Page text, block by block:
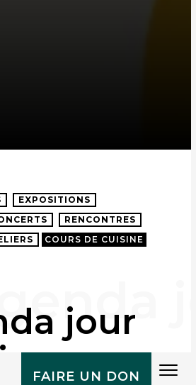
FAIRE UN DON
EXPOSITIONS
RENCONTRES
COURS DE CUISINE
jour